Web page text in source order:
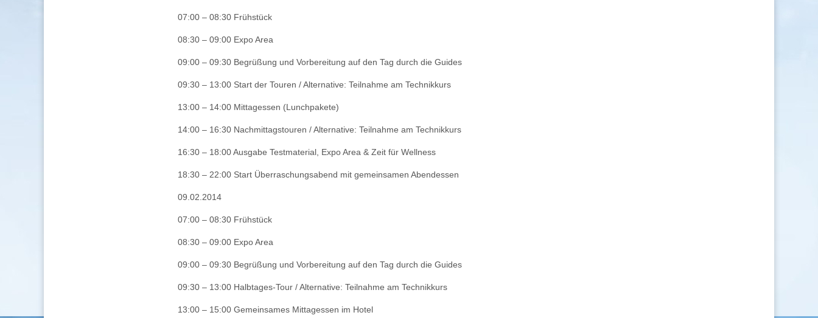
07:00 – 08:30 Frühstück
08:30 – 09:00 Expo Area
09:00 – 09:30 Begrüßung und Vorbereitung auf den Tag durch die Guides
09:30 – 13:00 Start der Touren / Alternative: Teilnahme am Technikkurs
13:00 – 14:00 Mittagessen (Lunchpakete)
14:00 – 16:30 Nachmittagstouren / Alternative: Teilnahme am Technikkurs
16:30 – 18:00 Ausgabe Testmaterial, Expo Area & Zeit für Wellness
18:30 – 22:00 Start Überraschungsabend mit gemeinsamen Abendessen
09.02.2014
07:00 – 08:30 Frühstück
08:30 – 09:00 Expo Area
09:00 – 09:30 Begrüßung und Vorbereitung auf den Tag durch die Guides
09:30 – 13:00 Halbtages-Tour / Alternative: Teilnahme am Technikkurs
13:00 – 15:00 Gemeinsames Mittagessen im Hotel